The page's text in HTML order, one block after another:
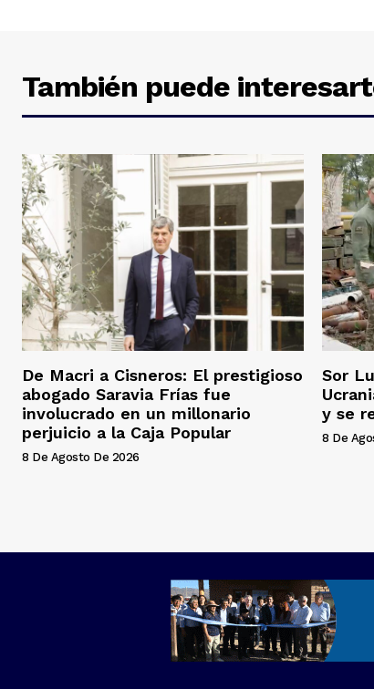
También puede
De Macri a Cisneros: El prestigioso
abogado Saravia Frías fue
involucrado en un millonario
perjuicio a la Caja Popular
8 De Agosto De 2026
Sor
y se
8 De